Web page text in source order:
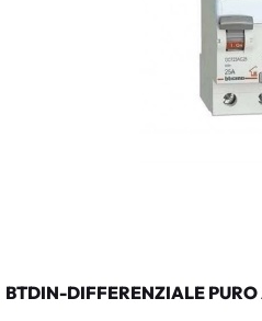
BTDIN-DIFFERENZIALE